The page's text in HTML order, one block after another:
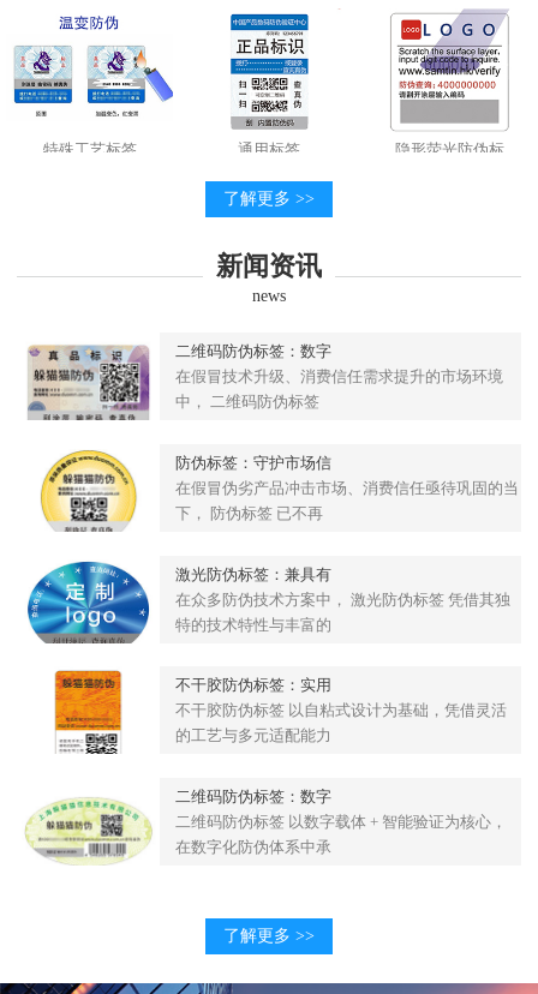
特殊工艺标签 通用标签 隐形荧光防伪标
了解更多 >>
新闻资讯
news
二维码防伪标签：数字
在假冒技术升级、消费信任需求提升的市场环境
中， 二维码防伪标签
防伪标签：守护市场信
在假冒伪劣产品冲击市场、消费信任亟待巩固的当
下， 防伪标签 已不再
激光防伪标签：兼具有
在众多防伪技术方案中， 激光防伪标签 凭借其独
特的技术特性与丰富的
不干胶防伪标签：实用
不干胶防伪标签 以自粘式设计为基础，凭借灵活
的工艺与多元适配能力
二维码防伪标签：数字
二维码防伪标签 以数字载体 + 智能验证为核心，
在数字化防伪体系中承
了解更多 >>